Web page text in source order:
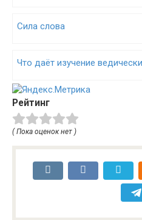
Сила слова
Что даёт изучение
Рейтинг
( Пока оценок нет )